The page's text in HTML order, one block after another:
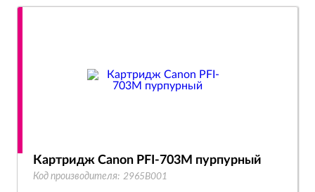
Картридж Canon PFI-703M пурпурный
Код производителя: 2965B001